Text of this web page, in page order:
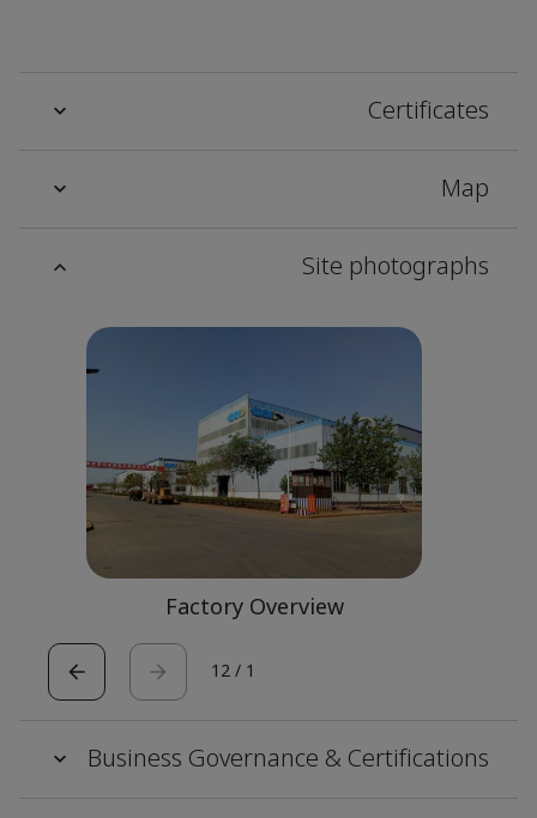
Certificates
Map
Site photographs
Factory Overview
1
/
12
Business Governance & Certifications